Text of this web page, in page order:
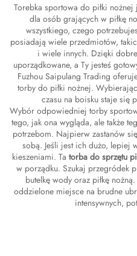
Torebka sportowa do piłki
dla osób grających w piłkę
wszystkiego, czego
posiadają wiele przedmiotów,
i wiele innych. Dzięki
uporządkowane, a Ty jesteś
Fuzhou Saipulang Trading
torby do piłki nożnej.
czasu na boisku staje się
Wybór odpowiedniej torby
tego, jak ona wygląda, ale także
potrzebom. Najpierw zastanów
sobą. Jeśli jest ich dużo, lepiej
kieszeniami. Ta torba do sprzętu
w porządku. Szukaj przegródek
butelkę wody oraz piłkę
oddzielone miejsce na brudne
intensywnych,